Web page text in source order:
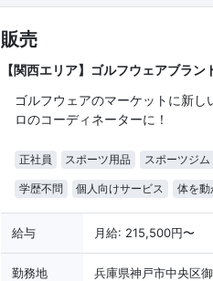
販売
【関西エリア】ゴルフウェアブラ
ゴルフウェアのマーケットに新し
ロのコーディネーターに！
正社員 スポーツ用品 スポーツジム
学歴不問 個人向けサービス 体を動
給与 月給: 215,500円〜
勤務地 兵庫県神戸市中央区